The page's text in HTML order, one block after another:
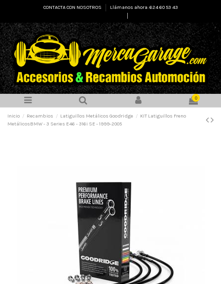
CONTACTA CON NOSOTROS
Llámanos ahora: 624 60 53 43
0
Inicio Recambios Latiguillos Metálicos Goodridge
KIT Latiguillos Freno
MetálicosBMW - 3 Series E46 - 316i SE - 1999-2005